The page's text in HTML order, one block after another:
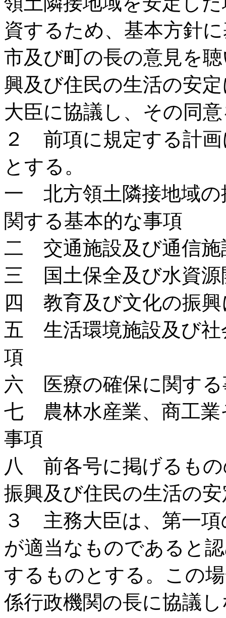
資するため、基本方針
市及び町の長の意見を
興及び住民の生活の安
大臣に協議し、その同
２ 前項に規定する計
とする。
一 北方領土隣接地域の
関する基本的な事項
二 交通施設及び通信施
三 国土保全及び水資源
四 教育及び文化の振興
五 生活環境施設及び社
項
六 医療の確保に関する
七 農林水産業、商工業
事項
八 前各号に掲げるもの
振興及び住民の生活の
３ 主務大臣は、第一項
が適当なものであると
するものとする。この
係行政機関の長に協議